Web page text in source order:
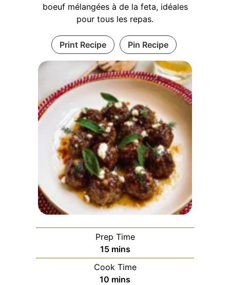
boeuf mélangées à de la feta, idéales
pour tous les repas.
Print Recipe Pin Recipe
Prep Time
15minutes
mins
Cook Time
10 minutes
mins